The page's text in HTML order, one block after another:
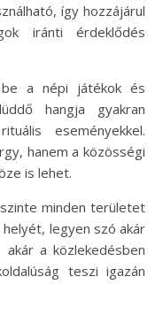
így hozzájárul
iránti érdeklődés
a népi játékok és
hangja gyakran
eseményekkel.
hanem a közösségi
is lehet.
minden területet
legyen szó akár
akár a közlekedésben
teszi igazán